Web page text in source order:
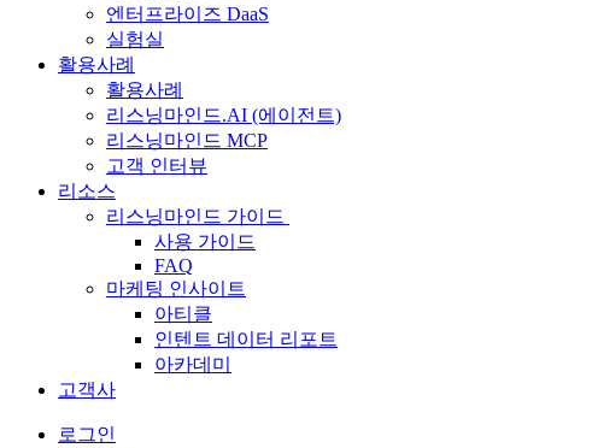
엔터프라이즈 DaaS
실험실
활용사례
활용사례
리스닝마인드.AI (에이전트)
리스닝마인드 MCP
고객 인터뷰
리소스
리스닝마인드 가이드
사용 가이드
FAQ
마케팅 인사이트
아티클
인텐트 데이터 리포트
아카데미
고객사
로그인